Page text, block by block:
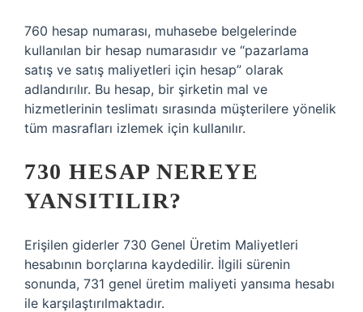
760 hesap numarası, muhasebe belgelerinde
kullanılan bir hesap numarasıdır ve “pazarlama
satış ve satış maliyetleri için hesap” olarak
adlandırılır. Bu hesap, bir şirketin mal ve
hizmetlerinin teslimatı sırasında müşterilere yönelik
tüm masrafları izlemek için kullanılır.
730 HESAP NEREYE
YANSITILIR?
Erişilen giderler 730 Genel Üretim Maliyetleri
hesabının borçlarına kaydedilir. İlgili sürenin
sonunda, 731 genel üretim maliyeti yansıma hesabı
ile karşılaştırılmaktadır.